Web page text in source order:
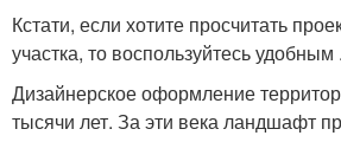
Кстати, если хотите просчитать
участка, то воспользуйтесь
Дизайнерское оформление
тысячи лет. За эти века ландшафт